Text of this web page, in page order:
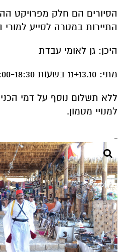
הסיורים הם חלק מפרויקט
התיירות במטרה לסייע
היכן: גן לאומי עבדת
מתי: 11+13.10 בשעות 15:00-18:30.
ללא תשלום נוסף על דמי
למנויי מטמון.